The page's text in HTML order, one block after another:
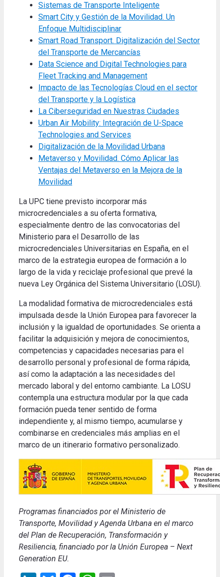
Sistemas de Transporte Inteligente
Smart City y Gestión de la Movilidad. Un
Enfoque Multidisciplinar
Smart Road Transport. Digitalización del Sector
del Transporte de Mercancías
Data Science and Digital Technologies para
Fleet Tracking and Management
Impacto de las Tecnologías Cloud en el sector
del Transporte y la Logística
La Ciberseguridad en Nuestras Ciudades
Urban Air Mobility: Integración de U-Space
Technologies and Services
Digitalización de la Movilidad Urbana
Metaverso y Movilidad. Cómo Aplicar las
Ventajas del Metaverso en la Mejora de la
Movilidad
La UPC tiene previsto incorporar más
microcredenciales a su oferta formativa,
especialmente dentro de las convocatorias del
Ministerio para el Desarrollo de las
microcredenciales Universitarias en España, en el
marco de la estrategia europea de formación a lo
largo de la vida y reciclaje profesional que prevé la
nueva Ley Orgánica del Sistema Universitario (LOSU).
La modalidad formativa de microcredenciales está
impulsada desde la Unión Europea para favorecer la
inclusión y la igualdad de oportunidades. Se orienta a
facilitar la adquisición y mejora de conocimientos,
competencias y capacidades necesarias para el
desarrollo personal y profesional de forma rápida,
así como la adaptación a las necesidades del
mercado laboral y del entorno cambiante. La LOSU
contempla una estructura modular por la que cada
formación pueda tener sentido de forma
independiente y, al mismo tiempo, acumularse y
combinarse en credenciales más amplias en el
marco de un itinerario formativo personalizado.
Programas financiados por el Ministerio de
Transporte, Movilidad y Agenda Urbana en el marco
del Plan de Recuperación, Transformación y
Resiliencia, financiado por la Unión Europea – Next
Generation EU.